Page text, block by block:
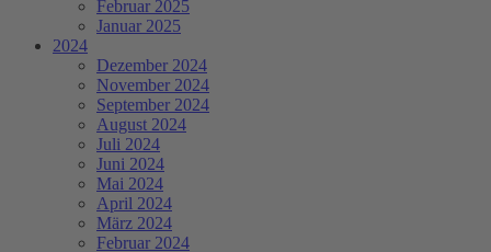
Februar 2025
Januar 2025
2024
Dezember 2024
November 2024
September 2024
August 2024
Juli 2024
Juni 2024
Mai 2024
April 2024
März 2024
Februar 2024